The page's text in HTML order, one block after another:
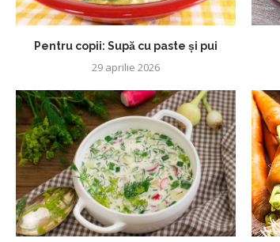
Pentru copii: Supă cu paste și pui
29 aprilie 2026